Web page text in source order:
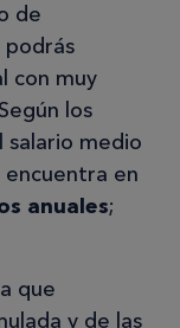
de
podrás
con muy
los
medio
encuentra en
anuales;
que
y de las